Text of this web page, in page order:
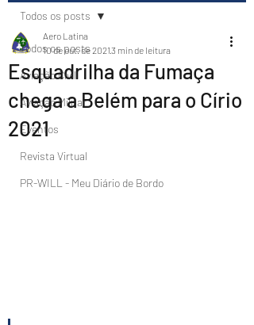
Todos os posts
Aviação Civil
Aviação Militar
Eventos
Revista Virtual
PR-WILL - Meu Diário de Bordo
Todos os posts
Esquadrilha da Fumaça
chega a Belém para o Círio
2021
Aero Latina
10 de out. de 20213 min de leitura